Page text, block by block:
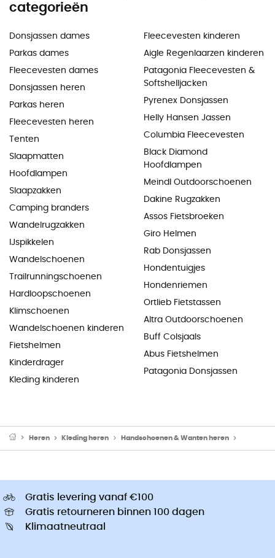
categorieën
Donsjassen dames
Parkas dames
Fleecevesten dames
Donsjassen heren
Parkas heren
Fleecevesten heren
Tenten
Slaapmatten
Hoofdlampen
Slaapzakken
Camping branders
Wandelrugzakken
IJspikkelen
Wandelschoenen
Trailrunningschoenen
Hardloopschoenen
Klimschoenen
Wandelschoenen kinderen
Fietshelmen
Kinderdrager
Kleding kinderen
Fleecevesten kinderen
Aigle Regenlaarzen kinderen
Patagonia Fleecevesten &
Softshelljacken
Pyrenex Donsjassen
Helly Hansen Jassen
Columbia Fleecevesten
Black Diamond
Hoofdlampen
Meindl Outdoorschoenen
Dakine Rugzakken
Assos Fietsbroeken
Giro Helmen
Rab Donsjassen
Hondentuigjes
Hondenriemen
Ortlieb Fietstassen
Altra Outdoorschoenen
Buff Colsjaals
Abus Fietshelmen
Patagonia Donsjassen
Heren Kleding heren Handschoenen & Wanten heren
Gratis levering vanaf €100
Gratis retourneren binnen 100 dagen
Klimaatneutraal